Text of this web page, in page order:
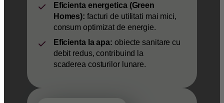
Eficienta energetica (Green
Homes): facturi de utilitati mai mici,
consum optimizat de energie.
Eficienta la apa: obiecte sanitare cu
debit redus, contribuind la
scaderea costurilor lunare.